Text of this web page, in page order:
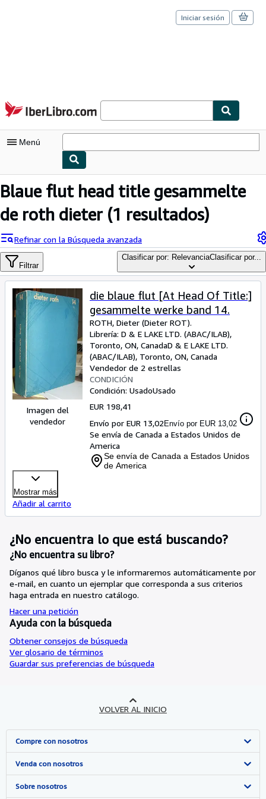
Pasar al contenido principal
IberLibro.com
Iniciar sesión
Menú
Mi cuenta
Consultar mis pedidos
Búsqueda avanzada
Colecciones
Libros antiguos
Arte y coleccionismo
Vendedores
Comenzar a vender
Ayuda
CERRAR
Blaue flut head title gesammelte
de roth dieter(1 resultados)
Refinar con la Búsqueda avanzada
Filtrar
Clasificar por: RelevanciaClasificar por...
Imagen del
vendedor
die blaue flut [At Head Of Title:]
gesammelte werke band 14.
ROTH, Dieter (Dieter ROT).
Librería: D & E LAKE LTD. (ABAC/ILAB),
Toronto, ON, CanadaD & E LAKE LTD.
(ABAC/ILAB), Toronto, ON, Canada
Vendedor de 2 estrellas
CONDICIÓN
Condición: UsadoUsado
EUR 198,41
Envío por EUR 13,02Envío por EUR 13,02
Se envía de Canada a Estados Unidos de
America
Se envía de Canada a Estados Unidos
de America
Mostrar más
Añadir al carrito
¿No encuentra lo que está buscando?
¿No encuentra su libro?
Díganos qué libro busca y le informaremos automáticamente por
e-mail, en cuanto un ejemplar que corresponda a sus criterios
haga entrada en nuestro catálogo.
Hacer una petición
Ayuda con la búsqueda
Obtener consejos de búsqueda
Ver glosario de términos
Guardar sus preferencias de búsqueda
VOLVER AL INICIO
Compre con nosotros
Búsqueda avanzada
Colecciones
Venda con nosotros
Comenzar a vender
Sobre nosotros